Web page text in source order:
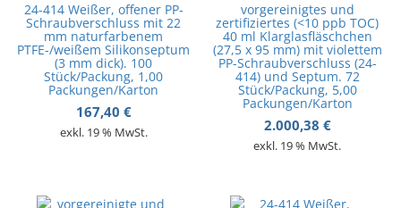
24-414 Weißer, offener PP-
Schraubverschluss mit 22
mm naturfarbenem
PTFE-/weißem Silikonseptum
(3 mm dick). 100
Stück/Packung, 1,00
Packungen/Karton
167,40 €
exkl. 19 % MwSt.
vorgereinigtes und
zertifiziertes (<10 ppb TOC)
40 ml Klarglasfläschchen
(27,5 x 95 mm) mit violettem
PP-Schraubverschluss (24-
414) und Septum. 72
Stück/Packung, 5,00
Packungen/Karton
2.000,38 €
exkl. 19 % MwSt.